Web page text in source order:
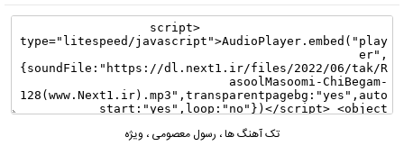
تک آهنگ ها، رسول معصومی ، ویژه